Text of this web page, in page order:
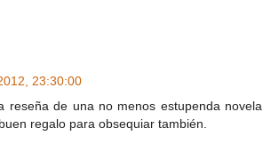
23:30:00
reseña de una no menos estupenda novela
regalo para obsequiar también.